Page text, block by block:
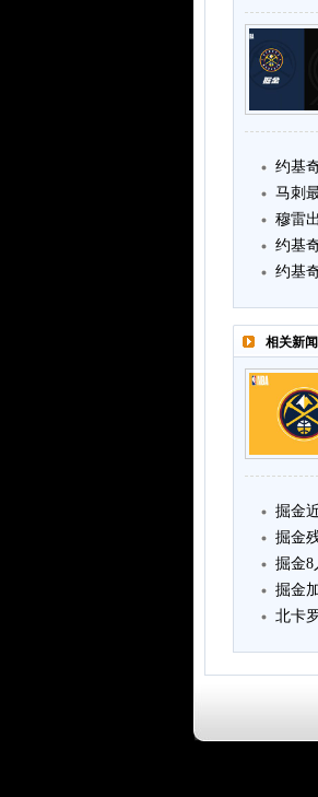
约基
马刺
穆雷
约基
约基
相关新闻
掘金
掘金
掘金8
掘金
北卡